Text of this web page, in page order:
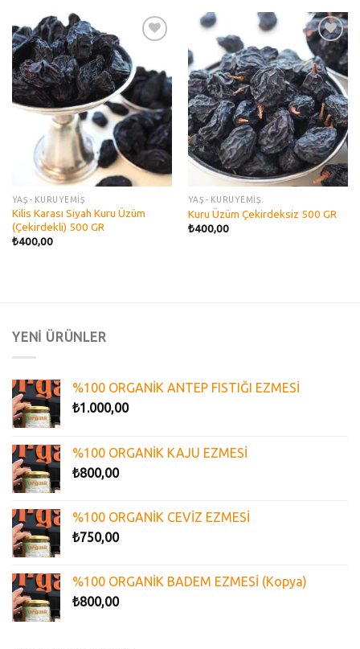
wishlist
YAŞ - KURUYEMİŞ
Kilis Karası Siyah Kuru Üzüm
(Çekirdekli) 500 GR
₺400,00
Add to
wishlist
YAŞ - KURUYEMİŞ
Kuru Üzüm Çekirdeksiz 500 GR
₺400,00
YENİ ÜRÜNLER
%100 ORGANİK ANTEP FISTIĞI EZMESİ
₺1.000,00
%100 ORGANİK KAJU EZMESİ
₺800,00
%100 ORGANİK CEVİZ EZMESİ
₺750,00
%100 ORGANİK BADEM EZMESİ (Kopya)
₺800,00